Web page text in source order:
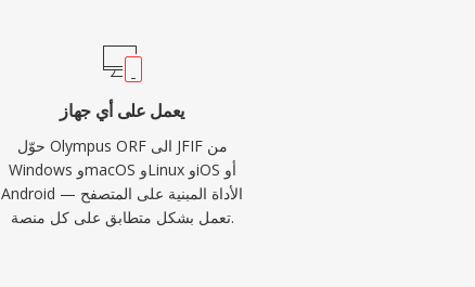
يعمل على أي جهاز
حوّل Olympus ORF الى JFIF من
Windows وmacOS وLinux وiOS أو
Android — الأداة المبنية على المتصفح
تعمل بشكل متطابق على كل منصة.